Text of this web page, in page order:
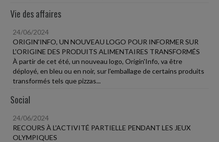
Vie des affaires
24/06/2024
ORIGIN'INFO, UN NOUVEAU LOGO POUR INFORMER SUR
L'ORIGINE DES PRODUITS ALIMENTAIRES TRANSFORMÉS
À partir de cet été, un nouveau logo, Origin'Info, va être
déployé, en bleu ou en noir, sur l'emballage de certains produits
transformés tels que pizzas...
Social
24/06/2024
RECOURS À L'ACTIVITÉ PARTIELLE PENDANT LES JEUX
OLYMPIQUES